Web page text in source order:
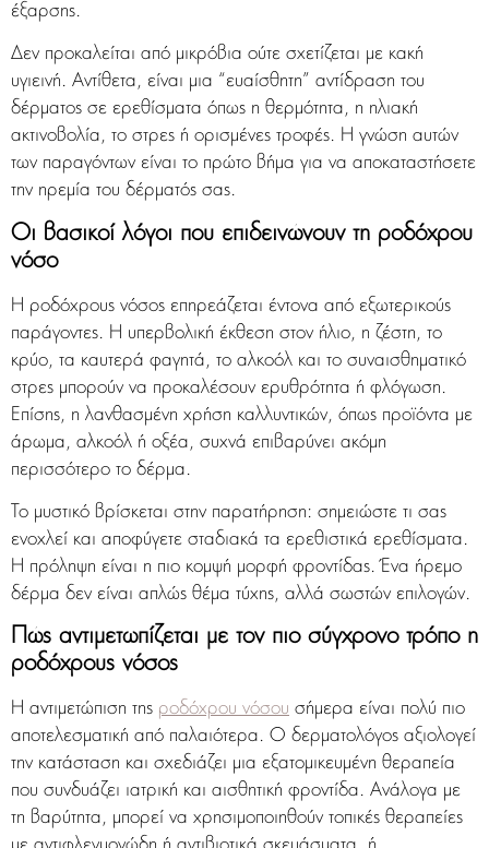
έξαρσης.
Δεν προκαλείται από μικρόβια ούτε σχετίζεται με κακή
υγιεινή. Αντίθετα, είναι μια “ευαίσθητη” αντίδραση του
δέρματος σε ερεθίσματα όπως η θερμότητα, η ηλιακή
ακτινοβολία, το στρες ή ορισμένες τροφές. Η γνώση αυτών
των παραγόντων είναι το πρώτο βήμα για να αποκαταστήσετε
την ηρεμία του δέρματός σας.
Οι βασικοί λόγοι που επιδεινώνουν τη ροδόχρου
νόσο
Η ροδόχρους νόσος επηρεάζεται έντονα από εξωτερικούς
παράγοντες. Η υπερβολική έκθεση στον ήλιο, η ζέστη, το
κρύο, τα καυτερά φαγητά, το αλκοόλ και το συναισθηματικό
στρες μπορούν να προκαλέσουν ερυθρότητα ή φλόγωση.
Επίσης, η λανθασμένη χρήση καλλυντικών, όπως προϊόντα με
άρωμα, αλκοόλ ή οξέα, συχνά επιβαρύνει ακόμη
περισσότερο το δέρμα.
Το μυστικό βρίσκεται στην παρατήρηση: σημειώστε τι σας
ενοχλεί και αποφύγετε σταδιακά τα ερεθιστικά ερεθίσματα.
Η πρόληψη είναι η πιο κομψή μορφή φροντίδας. Ένα ήρεμο
δέρμα δεν είναι απλώς θέμα τύχης, αλλά σωστών επιλογών.
Πώς αντιμετωπίζεται με τον πιο σύγχρονο τρόπο η
ροδόχρους νόσος
Η αντιμετώπιση της ροδόχρου νόσου σήμερα είναι πολύ πιο
αποτελεσματική από παλαιότερα. Ο δερματολόγος αξιολογεί
την κατάσταση και σχεδιάζει μια εξατομικευμένη θεραπεία
που συνδυάζει ιατρική και αισθητική φροντίδα. Ανάλογα με
τη βαρύτητα, μπορεί να χρησιμοποιηθούν τοπικές θεραπείες